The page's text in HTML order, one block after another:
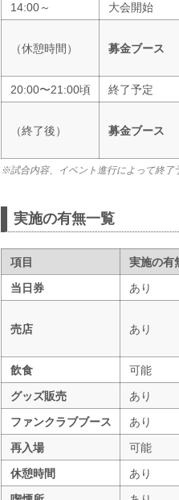
14:00～
大会開始
（休憩時間） 募金ブース
20:00〜21:00頃
終了予定
（終了後） 募金ブース
※試合内容、イベント進行によって終了
実施の有無一覧
項目 実施の有
当日券
あり
売店 あり
飲食 可能
グッズ販売
あり
ファンクラブブース
あり
再入場
可能
休憩時間
あり